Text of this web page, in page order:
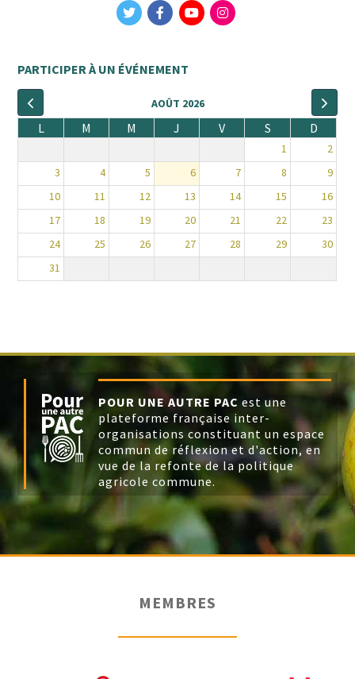
PARTICIPER À UN ÉVÉNEMENT
AOÛT 2026
L M M J V S D
1
2
3
4 5 6 7 8
9
10
11 12 13 14 15
16
17
18 19 20 21 22
23
24
25 26 27 28 29
30
31
POUR UNE AUTRE PAC est une
plateforme française inter-
organisations constituant un espace
commun de réflexion et d'action, en
vue de la refonte de la politique
agricole commune.
MEMBRES